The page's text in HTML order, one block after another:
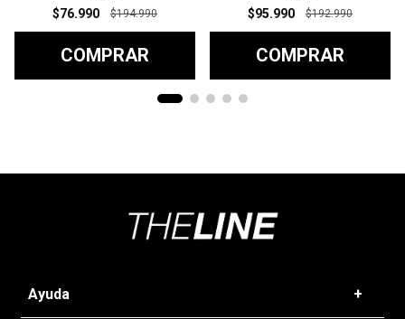
$76.990 $194.990
COMPRAR
$95.990 $192.990
COMPRAR
Ayuda +